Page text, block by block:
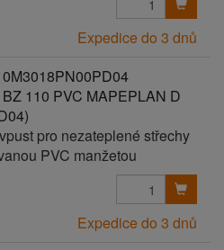
Expedice do 3 dnů
110 PVC MAPEPLAN D
pro nezateplené střechy
PVC manžetou
Expedice do 3 dnů